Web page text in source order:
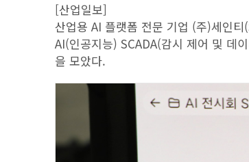
[산업일보]
산업용 AI 플랫폼 전문 기업 (주)세인
AI(인공지능) SCADA(감시 제어 및 데
을 모았다.